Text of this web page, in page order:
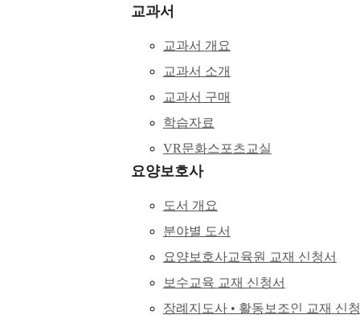
교과서
교과서 개요
교과서 소개
교과서 구매
학습자료
VR문화스포츠교실
요양보호사
도서 개요
분야별 도서
요양보호사교육원 교재 신청서
보수교육 교재 신청서
장례지도사 • 활동보조인 교재 신